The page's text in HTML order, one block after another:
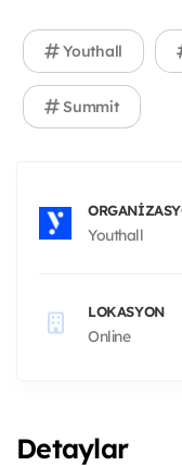
Youthall
Summit
Youthall
LOKASYON
Online
Detaylar